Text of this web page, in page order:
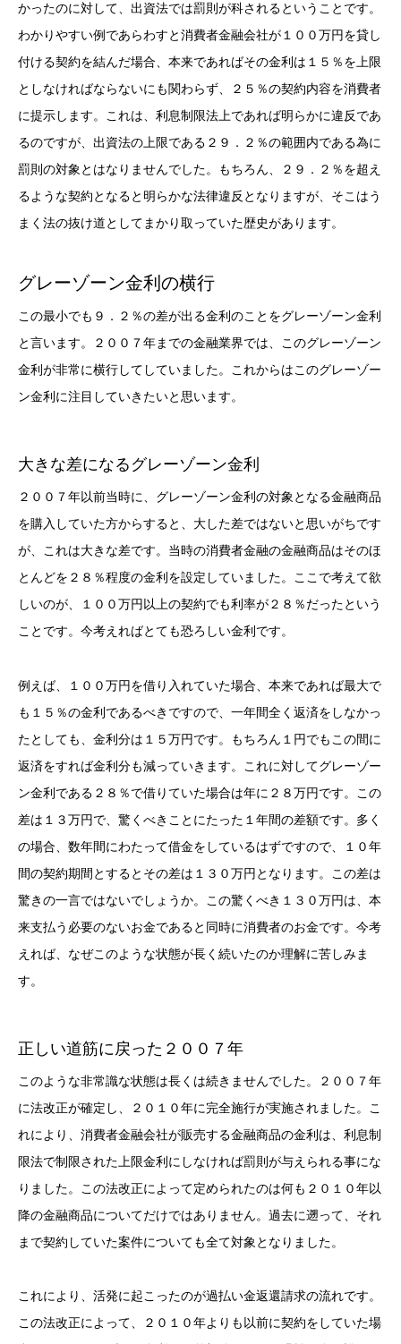
かったのに対して、出資法では罰則が科されるということです。
わかりやすい例であらわすと消費者金融会社が１００万円を貸し
付ける契約を結んだ場合、本来であればその金利は１５％を上限
としなければならないにも関わらず、２５％の契約内容を消費者
に提示します。これは、利息制限法上であれば明らかに違反であ
るのですが、出資法の上限である２９．２％の範囲内である為に
罰則の対象とはなりませんでした。もちろん、２９．２％を超え
るような契約となると明らかな法律違反となりますが、そこはう
まく法の抜け道としてまかり取っていた歴史があります。
グレーゾーン金利の横行
この最小でも９．２％の差が出る金利のことをグレーゾーン金利
と言います。２００７年までの金融業界では、このグレーゾーン
金利が非常に横行してしていました。これからはこのグレーゾー
ン金利に注目していきたいと思います。
大きな差になるグレーゾーン金利
２００７年以前当時に、グレーゾーン金利の対象となる金融商品
を購入していた方からすると、大した差ではないと思いがちです
が、これは大きな差です。当時の消費者金融の金融商品はそのほ
とんどを２８％程度の金利を設定していました。ここで考えて欲
しいのが、１００万円以上の契約でも利率が２８％だったという
ことです。今考えればとても恐ろしい金利です。
例えば、１００万円を借り入れていた場合、本来であれば最大で
も１５％の金利であるべきですので、一年間全く返済をしなかっ
たとしても、金利分は１５万円です。もちろん１円でもこの間に
返済をすれば金利分も減っていきます。これに対してグレーゾー
ン金利である２８％で借りていた場合は年に２８万円です。この
差は１３万円で、驚くべきことにたった１年間の差額です。多く
の場合、数年間にわたって借金をしているはずですので、１０年
間の契約期間とするとその差は１３０万円となります。この差は
驚きの一言ではないでしょうか。この驚くべき１３０万円は、本
来支払う必要のないお金であると同時に消費者のお金です。今考
えれば、なぜこのような状態が長く続いたのか理解に苦しみま
す。
正しい道筋に戻った２００７年
このような非常識な状態は長くは続きませんでした。２００７年
に法改正が確定し、２０１０年に完全施行が実施されました。こ
れにより、消費者金融会社が販売する金融商品の金利は、利息制
限法で制限された上限金利にしなければ罰則が与えられる事にな
りました。この法改正によって定められたのは何も２０１０年以
降の金融商品についてだけではありません。過去に遡って、それ
まで契約していた案件についても全て対象となりました。
これにより、活発に起こったのが過払い金返還請求の流れです。
この法改正によって、２０１０年よりも以前に契約をしていた場